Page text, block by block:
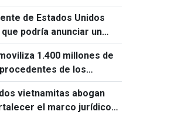
de Estados Unidos
podría anunciar un
sobre el estrecho de
en las próximas 48 horas
1.400 millones de
de los
de activos rusos
para apoyar a Ucrania
vietnamitas abogan
el marco jurídico